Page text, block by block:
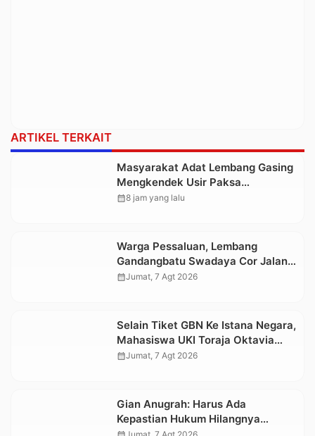
ARTIKEL TERKAIT
Masyarakat Adat Lembang Gasing
Mengkendek Usir Paksa
Penggarap yang Rusak Kawasan
calendar_month8 jam yang lalu
Warga Pessaluan, Lembang
Gandangbatu Swadaya Cor Jalan
Kabupaten
calendar_monthJumat, 7 Agt 2026
Selain Tiket GBN Ke Istana Negara,
Mahasiswa UKI Toraja Oktavia
juga Lolos ke Pekan Seni
calendar_monthJumat, 7 Agt 2026
Gian Anugrah: Harus Ada
Kepastian Hukum Hilangnya